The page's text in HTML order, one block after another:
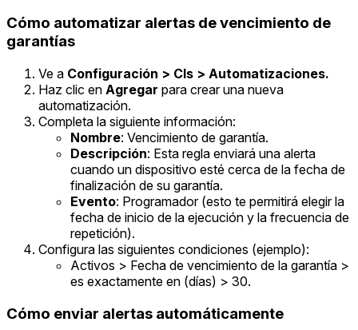
Cómo automatizar alertas de vencimiento de
garantías
Ve a Configuración > CIs > Automatizaciones.
Haz clic en Agregar para crear una nueva
automatización.
Completa la siguiente información:
Nombre: Vencimiento de garantía.
Descripción: Esta regla enviará una alerta
cuando un dispositivo esté cerca de la fecha de
finalización de su garantía.
Evento: Programador (esto te permitirá elegir la
fecha de inicio de la ejecución y la frecuencia de
repetición).
Configura las siguientes condiciones (ejemplo):
Activos > Fecha de vencimiento de la garantía >
es exactamente en (días) > 30.
Cómo enviar alertas automáticamente